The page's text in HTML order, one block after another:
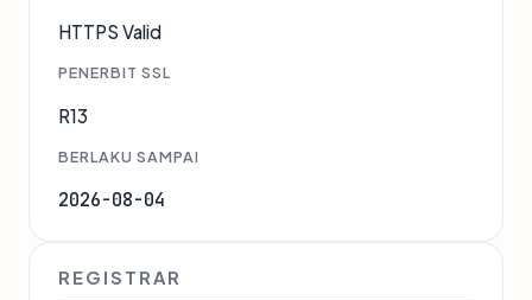
HTTPS Valid
PENERBIT SSL
R13
BERLAKU SAMPAI
2026-08-04
REGISTRAR